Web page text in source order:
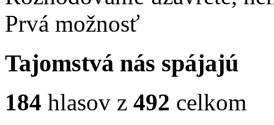
Prvá možnosť
Tajomstvá nás spájajú
184 hlasov z 492 celkom